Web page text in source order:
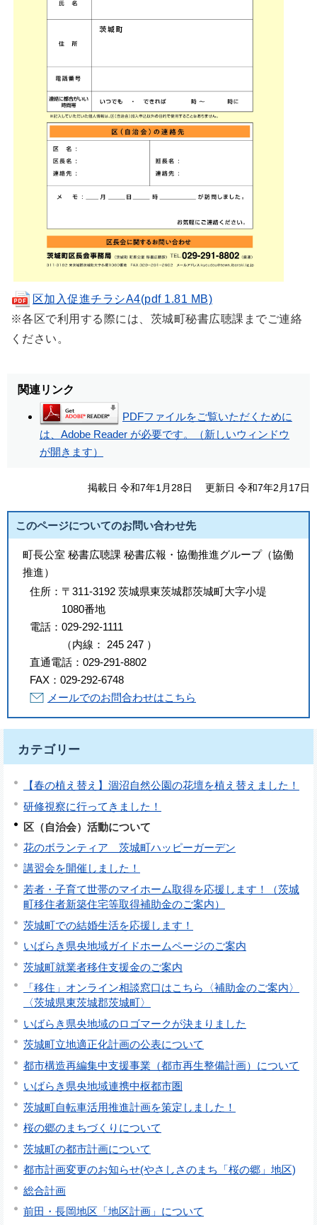
区加入促進チラシA4(pdf 1.81 MB)
※各区で利用する際には、茨城町秘書広聴課までご連絡
ください。
関連リンク
PDFファイルをご覧いただくために
は、Adobe Reader が必要です。（新しいウィンドウ
が開きます）
掲載日 令和7年1月28日 更新日 令和7年2月17日
このページについてのお問い合わせ先
町長公室 秘書広聴課 秘書広報・協働推進グループ（協働
推進）
住所： 〒311-3192 茨城県東茨城郡茨城町大字小堤
1080番地
電話： 029-292-1111
（内線 ： 245 247 ）
直通電話： 029-291-8802
FAX： 029-292-6748
メールでのお問合わせはこちら
カテゴリー
【春の植え替え】涸沼自然公園の花壇を植え替えました！
研修視察に行ってきました！
区（自治会）活動について
花のボランティア 茨城町ハッピーガーデン
講習会を開催しました！
若者・子育て世帯のマイホーム取得を応援します！（茨城
町移住者新築住宅等取得補助金のご案内）
茨城町での結婚生活を応援します！
いばらき県央地域ガイドホームページのご案内
茨城町就業者移住支援金のご案内
「移住」オンライン相談窓口はこちら〈補助金のご案内〉
〈茨城県東茨城郡茨城町〉
いばらき県央地域のロゴマークが決まりました
茨城町立地適正化計画の公表について
都市構造再編集中支援事業（都市再生整備計画）について
いばらき県央地域連携中枢都市圏
茨城町自転車活用推進計画を策定しました！
桜の郷のまちづくりについて
茨城町の都市計画について
都市計画変更のお知らせ(やさしさのまち「桜の郷」地区)
総合計画
前田・長岡地区「地区計画」について